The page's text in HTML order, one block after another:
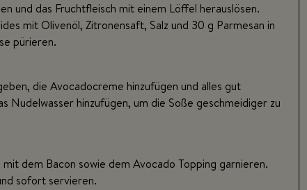
und das Fruchtfleisch mit einem Löffel herauslösen.
mit Olivenöl, Zitronensaft, Salz und 30 g Parmesan in
pürieren.
die Avocadocreme hinzufügen und alles gut
Nudelwasser hinzufügen, um die Soße geschmeidiger zu
dem Bacon sowie dem Avocado Topping garnieren.
sofort servieren.